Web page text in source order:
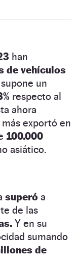
han
de vehículos
un
respecto al
ahora
exportó en
100.000
asiático.
superó a
de las
Y en su
sumando
de